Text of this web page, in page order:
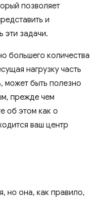
позволяет
и
эти задачи.
большего количества
нагрузку часть
может быть полезно
прежде чем
об этом как о
ваш центр
но она, как правило,